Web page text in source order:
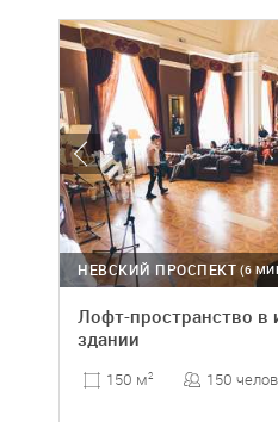
(6
НЕВСКИЙ ПРОСПЕКТ
Лофт-пространство в
здании
150 м2 150